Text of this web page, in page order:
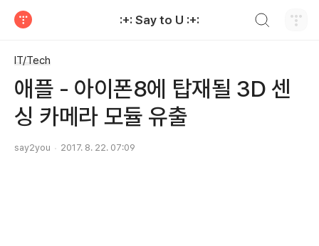
:+: Say to U :+:
IT/Tech
애플 - 아이폰8에 탑재될 3D 센
싱 카메라 모듈 유출
say2you 2017. 8. 22. 07:09